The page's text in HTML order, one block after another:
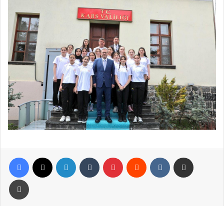
Facebook LinkedIn Tumblr Pinterest Reddit VKontakte
Yazdır